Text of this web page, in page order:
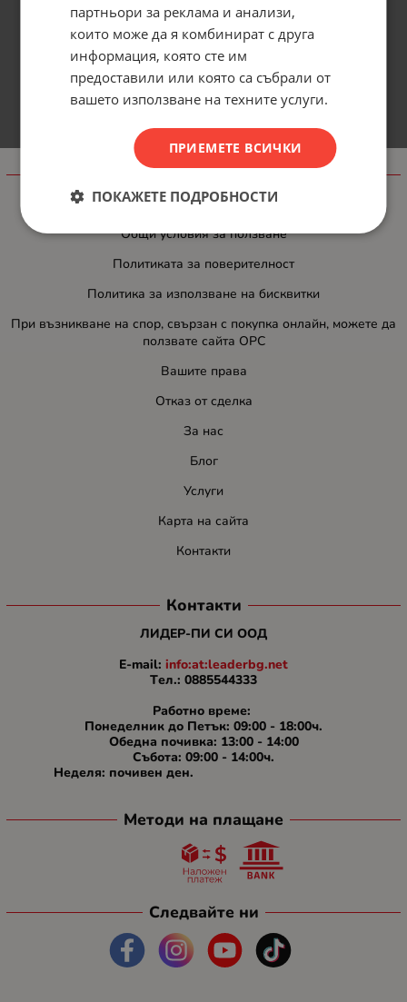
Информация
Доставка и плащане
Общи условия за ползване
Политиката за поверителност
Политика за използване на бисквитки
При възникване на спор, свързан с покупка онлайн, можете да
ползвате сайта ОРС
Вашите права
Отказ от сделка
За нас
Блог
Услуги
Карта на сайта
Контакти
Контакти
ЛИДЕР-ПИ СИ ООД
E-mail: info:at:leaderbg.net
Tел.: 0885544333
Работно време:
Понеделник до Петък: 09:00 - 18:00ч.
Обедна почивка: 13:00 - 14:00
Събота: 09:00 - 14:00ч.
Неделя: почивен ден.
Методи на плащане
Следвайте ни
партньори за реклама и анализи,
които може да я комбинират с друга
информация, която сте им
предоставили или която са събрали от
вашето използване на техните услуги.
ПРИЕМЕТЕ ВСИЧКИ
ПОКАЖЕТЕ ПОДРОБНОСТИ